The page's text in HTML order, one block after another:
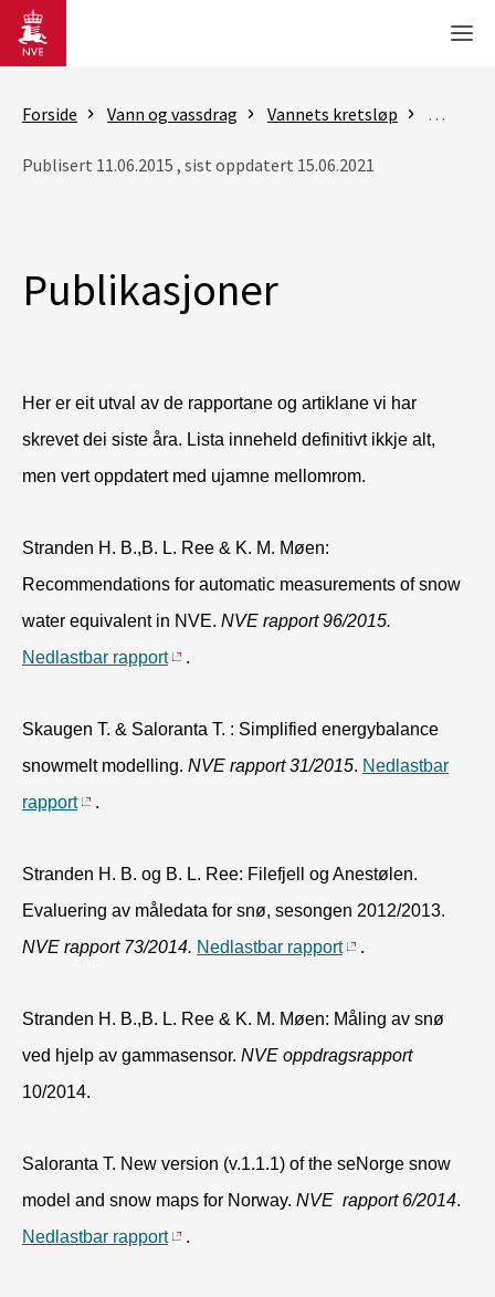
Gå til hovedinnhold
Forside Vann og vassdrag Vannets kretsløp Snø
Publisert 11.06.2015 , sist oppdatert 15.06.2021
Publikasjoner
Her er eit utval av de rapportane og artiklane vi har
skrevet dei siste åra. Lista inneheld definitivt ikkje alt,
men vert oppdatert med ujamne mellomrom.
Stranden H. B.,B. L. Ree & K. M. Møen:
Recommendations for automatic measurements of snow
water equivalent in NVE. NVE rapport 96/2015.
Nedlastbar rapport
.
Skaugen T. & Saloranta T. : Simplified energy­balance
snowmelt modelling. NVE rapport 31/2015. Nedlastbar
rapport
.
Stranden H. B. og B. L. Ree: Filefjell og Anestølen.
Evaluering av måledata for snø, sesongen 2012/2013.
NVE rapport 73/2014. Nedlastbar rapport .
Stranden H. B.,B. L. Ree & K. M. Møen: Måling av snø
ved hjelp av gammasensor. NVE oppdragsrapport
10/2014.
Saloranta T. New version (v.1.1.1) of the seNorge snow
model and snow maps for Norway. NVE rapport 6/2014.
Nedlastbar rapport
.